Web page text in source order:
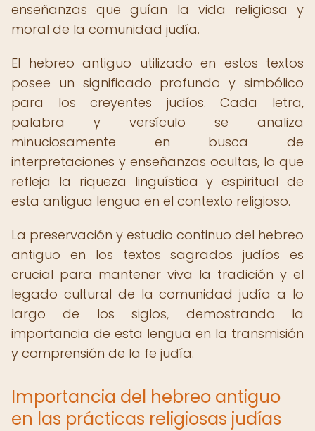
enseñanzas que guían la vida religiosa y
moral de la comunidad judía.
El hebreo antiguo utilizado en estos textos
posee un significado profundo y simbólico
para los creyentes judíos. Cada letra,
palabra y versículo se analiza
minuciosamente en busca de
interpretaciones y enseñanzas ocultas, lo que
refleja la riqueza lingüística y espiritual de
esta antigua lengua en el contexto religioso.
La preservación y estudio continuo del hebreo
antiguo en los textos sagrados judíos es
crucial para mantener viva la tradición y el
legado cultural de la comunidad judía a lo
largo de los siglos, demostrando la
importancia de esta lengua en la transmisión
y comprensión de la fe judía.
Importancia del hebreo antiguo
en las prácticas religiosas judías